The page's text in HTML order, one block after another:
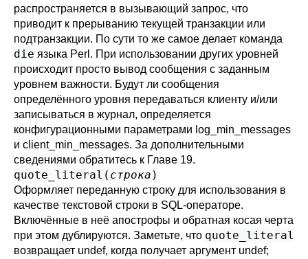
распространяется в вызывающий запрос, что
приводит к прерыванию текущей транзакции или
подтранзакции. По сути то же самое делает команда
die языка Perl. При использовании других уровней
происходит просто вывод сообщения с заданным
уровнем важности. Будут ли сообщения
определённого уровня передаваться клиенту и/или
записываться в журнал, определяется
конфигурационными параметрами log_min_messages
и client_min_messages. За дополнительными
сведениями обратитесь к Главе 19.
quote_literal( строка )
Оформляет переданную строку для использования в
качестве текстовой строки в SQL-операторе.
Включённые в неё апострофы и обратная косая черта
при этом дублируются. Заметьте, что quote_literal
возвращает undef, когда получает аргумент undef;